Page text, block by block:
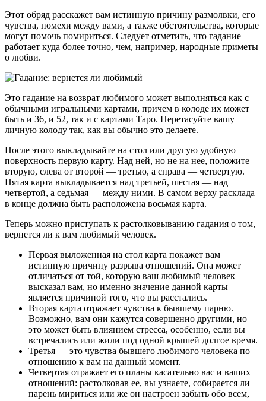
Этот обряд расскажет вам истинную причину размолвки, его
чувства, помехи между вами, а также обстоятельства, которые
могут помочь помириться. Следует отметить, что гадание
работает куда более точно, чем, например, народные приметы
о любви.
Это гадание на возврат любимого может выполняться как с
обычными игральными картами, причем в колоде их может
быть и 36, и 52, так и с картами Таро. Перетасуйте вашу
личную колоду так, как вы обычно это делаете.
После этого выкладывайте на стол или другую удобную
поверхность первую карту. Над ней, но не на нее, положите
вторую, слева от второй — третью, а справа — четвертую.
Пятая карта выкладывается над третьей, шестая — над
четвертой, а седьмая — между ними. В самом верху расклада
в конце должна быть расположена восьмая карта.
Теперь можно приступать к растолковыванию гадания о том,
вернется ли к вам любимый человек.
Первая выложенная на стол карта покажет вам
истинную причину разрыва отношений. Она может
отличаться от той, которую ваш любимый человек
высказал вам, но именно значение данной карты
является причиной того, что вы расстались.
Вторая карта отражает чувства к бывшему парню.
Возможно, вам они кажутся совершенно другими, но
это может быть влиянием стресса, особенно, если вы
встречались или жили под одной крышей долгое время.
Третья — это чувства бывшего любимого человека по
отношению к вам на данный момент.
Четвертая отражает его планы касательно вас и ваших
отношений: растолковав ее, вы узнаете, собирается ли
парень мириться или же он настроен забыть обо всем,